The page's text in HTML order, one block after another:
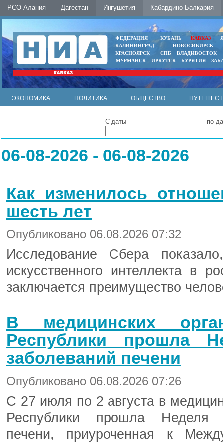
РСО-Алания Дагестан Ингушетия Кабардино-Балкария
ФЕДЕРАЦИЯ КУБАНЬ КАВКАЗ
КАЛИНИНГРАД
НОВОСИБИРСК
КРАСНОЯРСК
СПБ
ВЛАДИВОСТОК
МУРМАНСК
ИРКУТСК БУРЯТИЯ
ЭКОНОМИКА ПОЛИТИКА ОБЩЕСТВО
С даты по
06-08-2026 - 06-08-2026
Как изменилось
шесть лет
Опубликовано 06.08.2026 07:32
Исследование Сбера
искусственного интеллекта в
заключается преимущество
В медицинских
Республики прошла
заболеваний печени
Опубликовано 06.08.2026 07:26
С 27 июля по 2 августа в
Республики прошла Неделя
печени, приуроченная к